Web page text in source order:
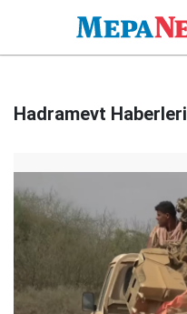
Hadramevt Haberleri